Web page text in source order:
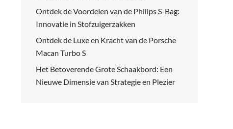
Ontdek de Voordelen van de Philips S-Bag:
Innovatie in Stofzuigerzakken
Ontdek de Luxe en Kracht van de Porsche
Macan Turbo S
Het Betoverende Grote Schaakbord: Een
Nieuwe Dimensie van Strategie en Plezier